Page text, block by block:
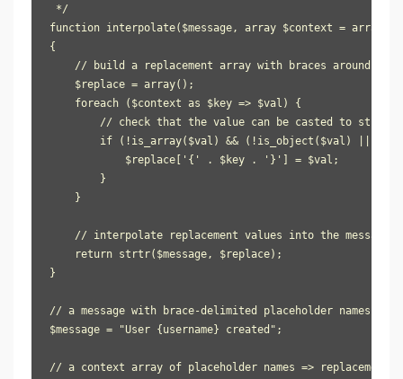
*/
function interpolate($message, array $context = array())
{
// build a replacement array with braces around the
    $replace = array();
    foreach ($context as $key => $val) {
        // check that the value can be casted to string
if (!is_array($val) && (!is_object($val) ||
            $replace['{' . $key . '}'] = $val;
        }
    }
// interpolate replacement values into the message
    return strtr($message, $replace);
}
// a message with brace-delimited placeholder names
$message = "User {username} created";
// a context array of placeholder names => replacement